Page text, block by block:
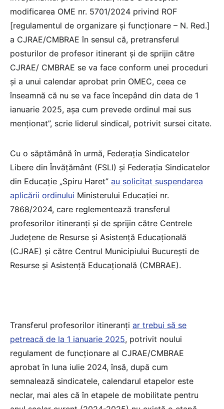
modificarea OME nr. 5701/2024 privind ROF
[regulamentul de organizare și funcționare – N. Red.]
a CJRAE/CMBRAE în sensul că, pretransferul
posturilor de profesor itinerant și de sprijin către
CJRAE/ CMBRAE se va face conform unei proceduri
și a unui calendar aprobat prin OMEC, ceea ce
înseamnă că nu se va face începând din data de 1
ianuarie 2025, așa cum prevede ordinul mai sus
menționat”, scrie liderul sindical, potrivit sursei citate.
Cu o săptămână în urmă, Federația Sindicatelor
Libere din Învățământ (FSLI) și Federația Sindicatelor
din Educație „Spiru Haret” au solicitat suspendarea
aplicării ordinului Ministerului Educației nr.
7868/2024, care reglementează transferul
profesorilor itineranți și de sprijin către Centrele
Județene de Resurse și Asistență Educațională
(CJRAE) și către Centrul Municipiului București de
Resurse și Asistență Educațională (CMBRAE).
Transferul profesorilor itineranți ar trebui să se
petreacă de la 1 ianuarie 2025, potrivit noului
regulament de funcționare al CJRAE/CMBRAE
aprobat în luna iulie 2024, însă, după cum
semnalează sindicatele, calendarul etapelor este
neclar, mai ales că în etapele de mobilitate pentru